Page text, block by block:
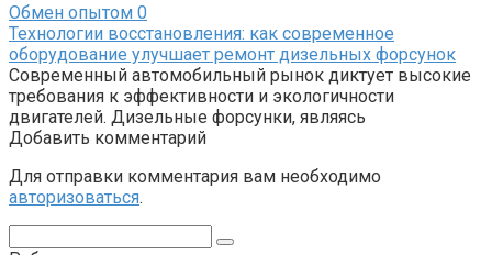
Обмен опытом 0
Технологии восстановления: как современное
оборудование улучшает ремонт дизельных форсунок
Современный автомобильный рынок диктует высокие
требования к эффективности и экологичности
двигателей. Дизельные форсунки, являясь
Добавить комментарий
Для отправки комментария вам необходимо
авторизоваться.